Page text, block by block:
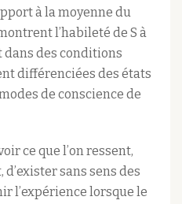
à la moyenne du
l’habileté de S à
des conditions
différenciées ​​des états
de conscience de
ce que l’on ressent,
sans sens des
l’expérience lorsque le